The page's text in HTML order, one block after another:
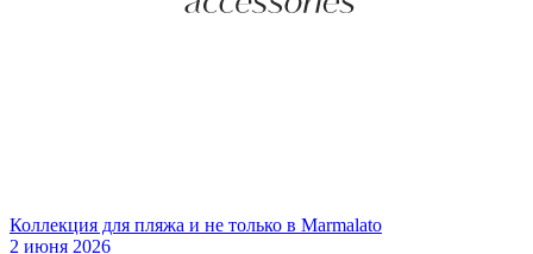
Коллекция для пляжа и не только в Marmalato
2 июня 2026